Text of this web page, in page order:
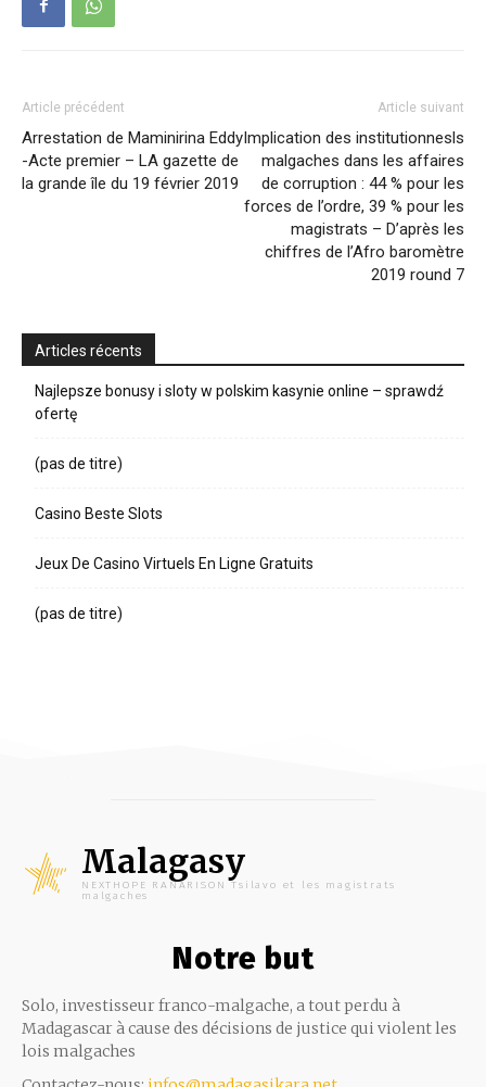
Article précédent
Arrestation de Maminirina Eddy
-Acte premier – LA gazette de
la grande île du 19 février 2019
Article suivant
Implication des institutionnesls
malgaches dans les affaires
de corruption : 44 % pour les
forces de l’ordre, 39 % pour les
magistrats – D’après les
chiffres de l’Afro baromètre
2019 round 7
Articles récents
Najlepsze bonusy i sloty w polskim kasynie online – sprawdź
ofertę
(pas de titre)
Casino Beste Slots
Jeux De Casino Virtuels En Ligne Gratuits
(pas de titre)
Malagasy
NEXTHOPE RANARISON Tsilavo et les magistrats
malgaches
Notre but
Solo, investisseur franco-malgache, a tout perdu à
Madagascar à cause des décisions de justice qui violent les
lois malgaches